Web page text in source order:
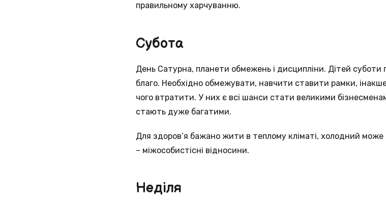
правильному харчуванню.
Субота
День Сатурна, планети обмежень і дисципліни. Дітей суботи
благо. Необхідно обмежувати, навчити ставити рамки,
чого втратити. У них є всі шанси стати великими
стають дуже багатими.
Для здоров’я бажано жити в теплому кліматі, холодний
– міжособистісні відносини.
Неділя